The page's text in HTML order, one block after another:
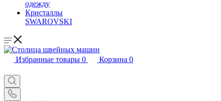
одежду
Кристаллы
SWAROVSKI
Избранные товары 0 Корзина 0